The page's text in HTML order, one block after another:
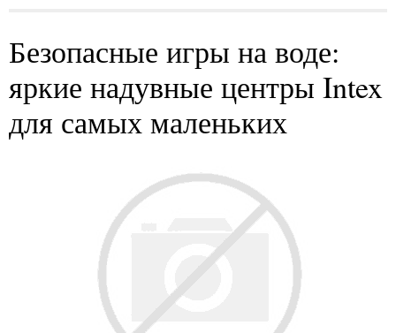
Безопасные игры на воде:
яркие надувные центры Intex
для самых маленьких